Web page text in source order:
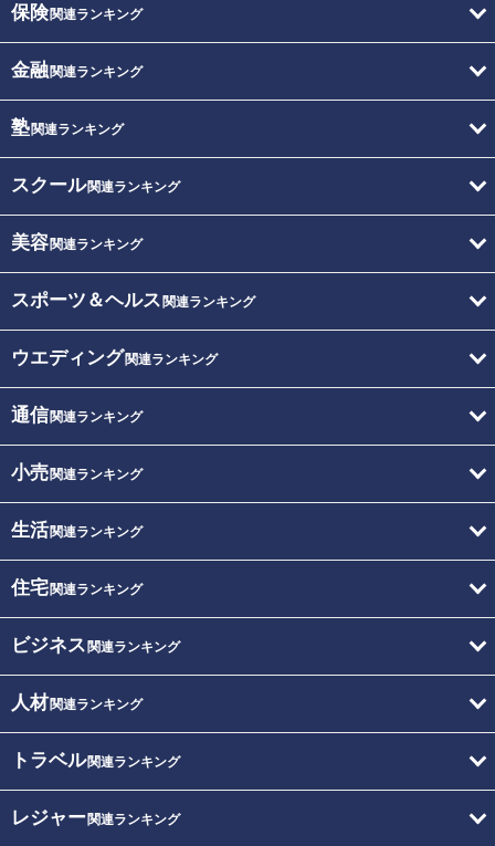
保険関連ランキング
金融関連ランキング
塾関連ランキング
スクール関連ランキング
美容関連ランキング
スポーツ＆ヘルス 関連ランキング
ウエディング関連ランキング
通信関連ランキング
小売関連ランキング
生活関連ランキング
住宅関連ランキング
ビジネス 関連ランキング
人材関連ランキング
トラベル関連ランキング
レジャー関連ランキング